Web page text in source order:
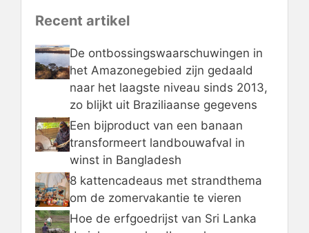
Recent artikel
De ontbossingswaarschuwingen in
het Amazonegebied zijn gedaald
naar het laagste niveau sinds 2013,
zo blijkt uit Braziliaanse gegevens
Een bijproduct van een banaan
transformeert landbouwafval in
winst in Bangladesh
8 kattencadeaus met strandthema
om de zomervakantie te vieren
Hoe de erfgoedrijst van Sri Lanka